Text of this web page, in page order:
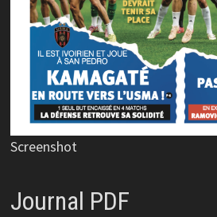
Screenshot
Journal PDF